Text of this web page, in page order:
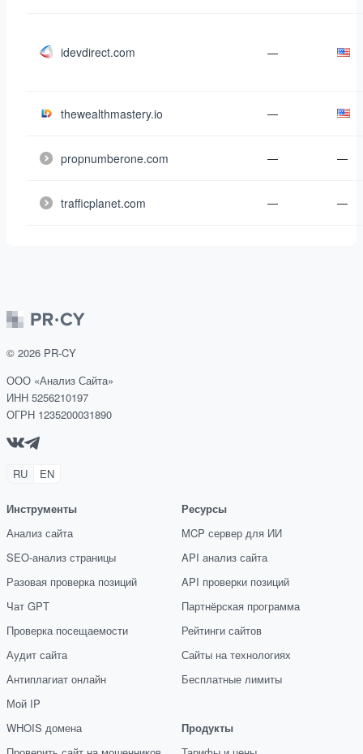
idevdirect.com —
thewealthmastery.io —
propnumberone.com — —
trafficplanet.com — —
© 2026 PR-CY
ООО «Анализ Сайта»
ИНН 5256210197
ОГРН 1235200031890
RU EN
Инструменты
Анализ сайта
SEO-анализ страницы
Разовая проверка позиций
Чат GPT
Проверка посещаемости
Аудит сайта
Антиплагиат онлайн
Мой IP
WHOIS домена
Ресурсы
MCP сервер для ИИ
API анализ сайта
API проверки позиций
Партнёрская программа
Рейтинги сайтов
Сайты на технологиях
Бесплатные лимиты
Продукты